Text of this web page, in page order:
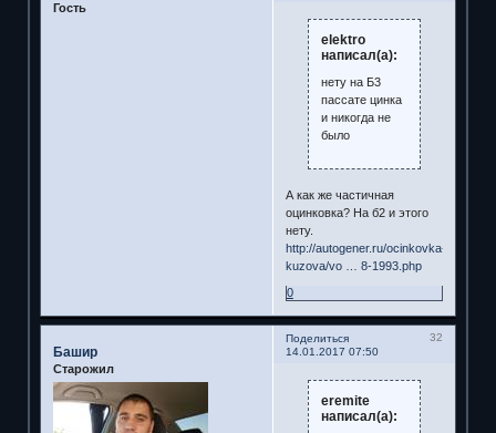
Гость
elektro
написал(а):
нету на Б3
пассате цинка
и никогда не
было
А как же частичная
оцинковка? На б2 и этого
нету.
http://autogener.ru/ocinkovka-
kuzova/vo … 8-1993.php
0
Поделиться
32
14.01.2017 07:50
Башир
Старожил
eremite
написал(а):